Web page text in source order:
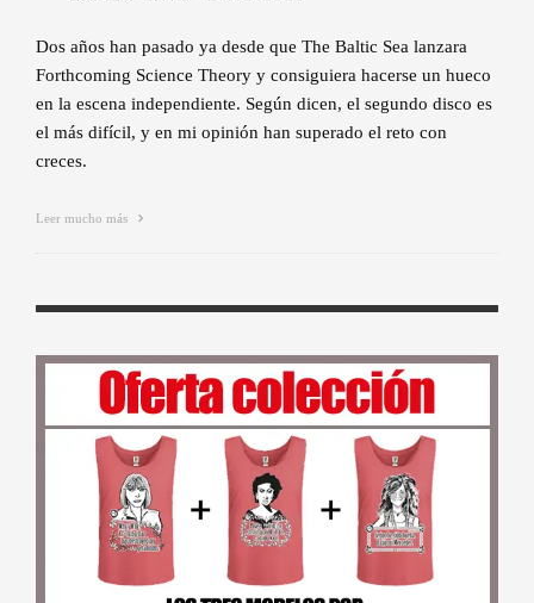
Dos años han pasado ya desde que The Baltic Sea lanzara
Forthcoming Science Theory y consiguiera hacerse un hueco
en la escena independiente. Según dicen, el segundo disco es
el más difícil, y en mi opinión han superado el reto con
creces.
Leer mucho más